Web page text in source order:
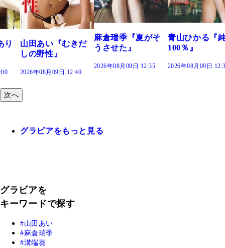
だ
麻倉瑞季『夏がそ
うさせた』
青山ひかる『純度
100％』
2026年08月09日 12:30
で。』
2026年08月09日
次へ
グラビアをもっと見る
グラビアを
キーワードで探す
山田あい
麻倉瑞季
溝端葵